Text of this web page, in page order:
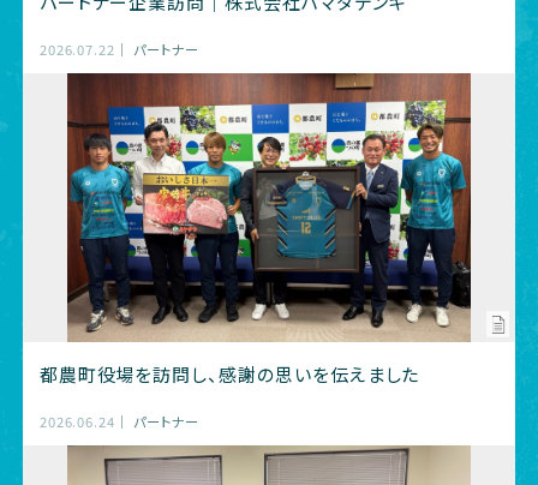
2026.07.22 パートナー
都農町役場を訪問し、感謝の思いを伝えました
2026.06.24 パートナー